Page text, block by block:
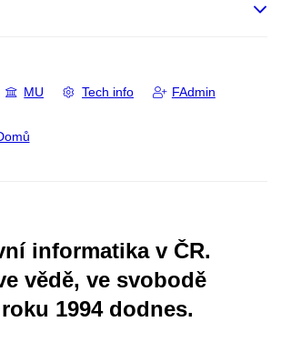
MU Tech info FAdmin
informatika v ČR.
vědě, ve svobodě
1994 dodnes.